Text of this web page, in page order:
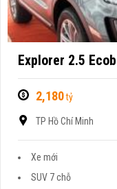
Explorer 2.5
2,180tỷ
TP Hồ Chí Minh
Xe mới
SUV 7 chỗ